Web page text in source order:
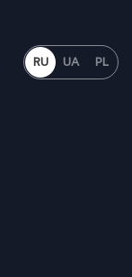
RU UA PL